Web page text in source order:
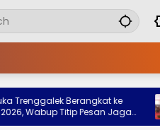
Berangkat ke
Titip Pesan Jaga